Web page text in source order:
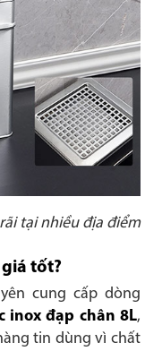
tại nhiều địa điểm
tốt?
cung cấp dòng
inox đạp chân 8L,
tin dùng vì chất